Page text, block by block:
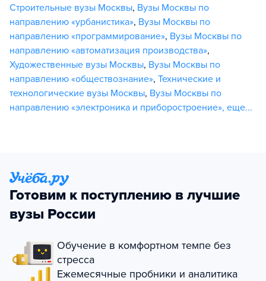
Строительные вузы Москвы, Вузы Москвы по
направлению «урбанистика», Вузы Москвы по
направлению «программирование», Вузы Москвы по
направлению «автоматизация производства»,
Художественные вузы Москвы, Вузы Москвы по
направлению «обществознание», Технические и
технологические вузы Москвы, Вузы Москвы по
направлению «электроника и приборостроение», еще...
Готовим к поступлению в лучшие
вузы России
Обучение в комфортном темпе без
стресса
Ежемесячные пробники и аналитика